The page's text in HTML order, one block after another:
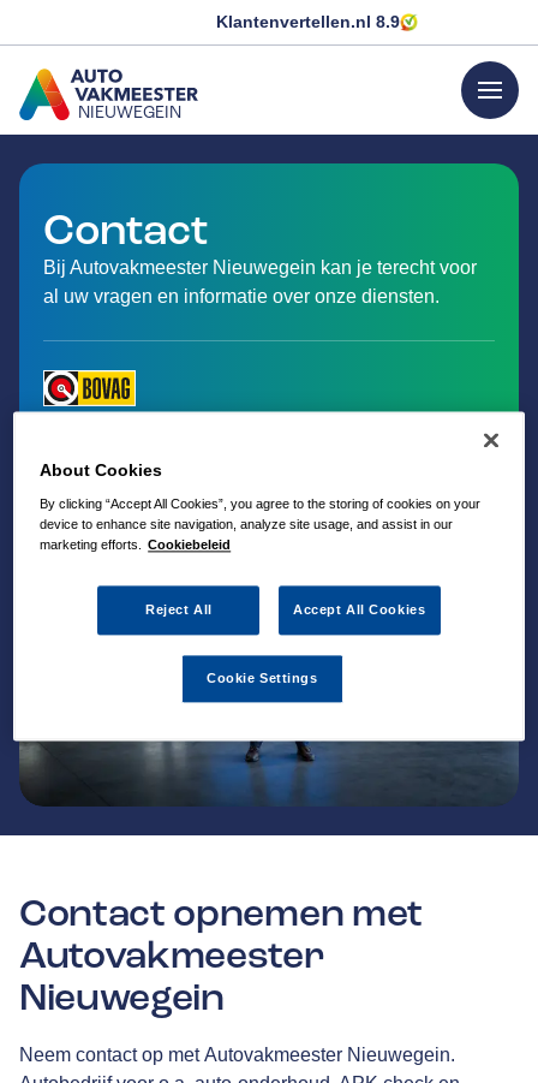
Klantenvertellen.nl 8.9
NIEUWEGEIN
GA NAAR DE HOMEPAGINA
menu
Contact
Bij Autovakmeester Nieuwegein kan je terecht voor
al uw vragen en informatie over onze diensten.
Contact opnemen met
Autovakmeester
Nieuwegein
Neem contact op met Autovakmeester Nieuwegein.
About Cookies
By clicking “Accept All Cookies”, you agree to the storing of cookies on your
device to enhance site navigation, analyze site usage, and assist in our
marketing efforts.
Cookiebeleid
Reject All Accept All Cookies
Cookie Settings